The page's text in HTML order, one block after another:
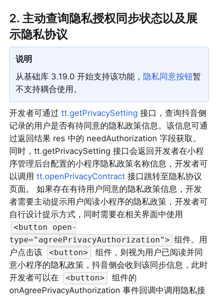
2. 主动查询隐私授权同步状态以及展
示隐私协议
说明
从基础库 3.19.0 开始支持该功能， 隐私同意按钮暂
不支持耦合使用。
开发者可通过 tt.getPrivacySetting 接口，查询抖音侧
记录的用户是否有待同意的隐私政策信息。该信息可通
过返回结果 res 中的 needAuthorization 字段获取。
同时，tt.getPrivacySetting 接口会返回开发者在小程
序管理后台配置的小程序隐私政策名称信息，开发者可
以调用 tt.openPrivacyContract 接口跳转至隐私协议
页面。 如果存在有待用户同意的隐私政策信息，开发
者需要主动提示用户阅读小程序的隐私政策，开发者可
自行设计提示方式，同时需要在相关界面中使用
<button open-
type="agreePrivacyAuthorization"> 组件。用
户点击该
<button>
组件，则视为用户已阅读并同
意小程序的隐私政策，抖音侧会收到该同步信息，此时
开发者可以在
<button>
组件的
onAgreePrivacyAuthorization 事件回调中调用隐私接